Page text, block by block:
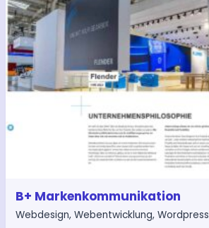
B+ Markenkommunikation
Webdesign, Webentwicklung, Wordpress